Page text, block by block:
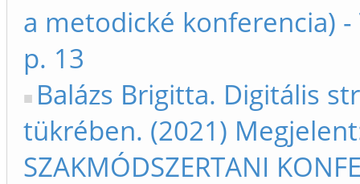
a metodické konferencia) -
p. 13
Balázs Brigitta. Digitális
tükrében. (2021) Megjelent:
SZAKMÓDSZERTANI